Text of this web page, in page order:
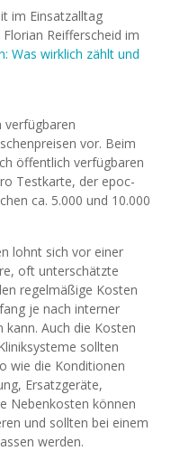
im Einsatzalltag
Reifferscheid im
Was wirklich zählt und
verfügbaren
vor. Beim
öffentlich verfügbaren
Testkarte, der epoc-
ca. 5.000 und 10.000
lohnt sich vor einer
oft unterschätzte
regelmäßige Kosten
je nach interner
kann. Auch die Kosten
sollten
wie die Konditionen
Ersatzgeräte,
Nebenkosten können
und sollten bei einem
werden.